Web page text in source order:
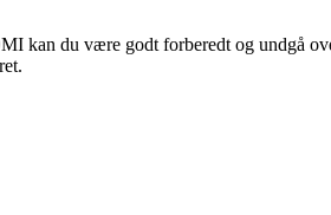
kan du være godt forberedt og undgå